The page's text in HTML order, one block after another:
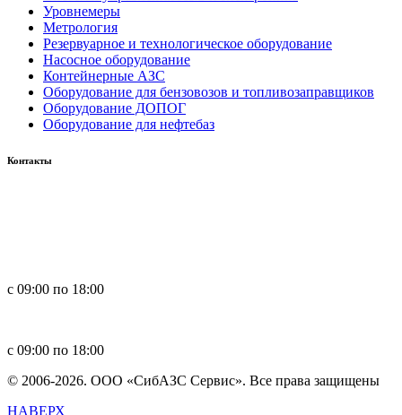
Уровнемеры
Метрология
Резервуарное и технологическое оборудование
Насосное оборудование
Контейнерные АЗС
Оборудование для бензовозов и топливозаправщиков
Оборудование ДОПОГ
Оборудование для нефтебаз
Контакты
с 09:00 по 18:00
с 09:00 по 18:00
© 2006-2026. ООО «СибАЗС Сервис». Все права защищены
НАВЕРХ